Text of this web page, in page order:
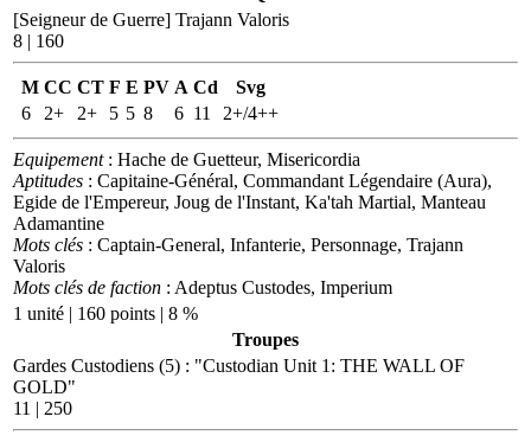
[Seigneur de Guerre] Trajann Valoris
8 | 160
M CC CT F E PV A Cd
Svg
6
2+ 2+ 5 5 8 6 11 2+/4++
Equipement: Hache de Guetteur, Misericordia
Aptitudes : Capitaine-Général, Commandant Légendaire (Aura),
Egide de l'Empereur, Joug de l'Instant, Ka'tah Martial, Manteau
Adamantine
Mots clés : Captain-General, Infanterie, Personnage, Trajann
Valoris
Mots clés de faction : Adeptus Custodes, Imperium
1 unité | 160 points | 8 %
Troupes
Gardes Custodiens (5) : "Custodian Unit 1: THE WALL OF
GOLD"
11 | 250